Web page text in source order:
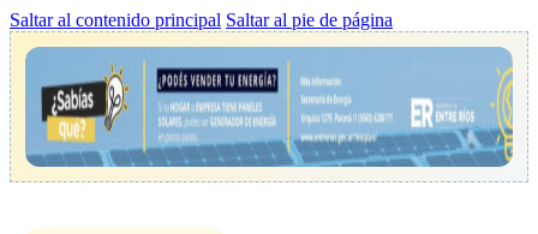
Saltar al contenido principal Saltar al pie de página